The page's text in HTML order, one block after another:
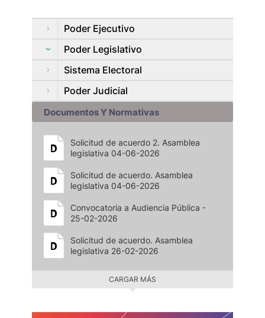
Poder Ejecutivo
Poder Legislativo
Sistema Electoral
Poder Judicial
Documentos Y Normativas
Solicitud de acuerdo 2. Asamblea
legislativa 04-06-2026
Solicitud de acuerdo. Asamblea
legislativa 04-06-2026
Convocatoria a Audiencia Pública -
25-02-2026
Solicitud de acuerdo. Asamblea
legislativa 26-02-2026
CARGAR MÁS